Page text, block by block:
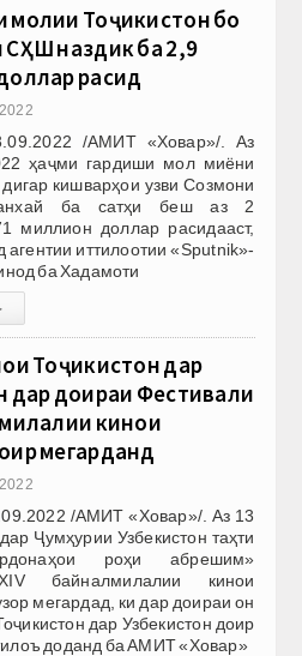
молии Тоҷикистон бо
наздик ба 2,9
расид
/АМИТ «Ховар»/. Аз
ҳаҷми гардиши мол миёни
кишварҳои узви Созмони
ба сатҳи беш аз 2
миллион доллар расидааст,
иттилоотии «Sputnik»-
ба Хадамоти
Тоҷикистон дар
дар доираи Фестивали
кинои
мегарданд
/АМИТ «Ховар»/. Аз 13
Ҷумҳурии Узбекистон таҳти
роҳи абрешим»
байналмилалии кинои
мегардад, ки дар доираи он
дар Узбекистон доир
доданд ба АМИТ «Ховар»